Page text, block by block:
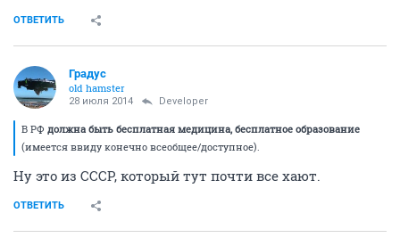
ОТВЕТИТЬ
Градус
old hamster
28 июля 2014 Developer
В РФ должна быть бесплатная медицина, бесплатное образование
(имеется ввиду конечно всеобщее/доступное).
Ну это из СССР, который тут почти все хают.
ОТВЕТИТЬ